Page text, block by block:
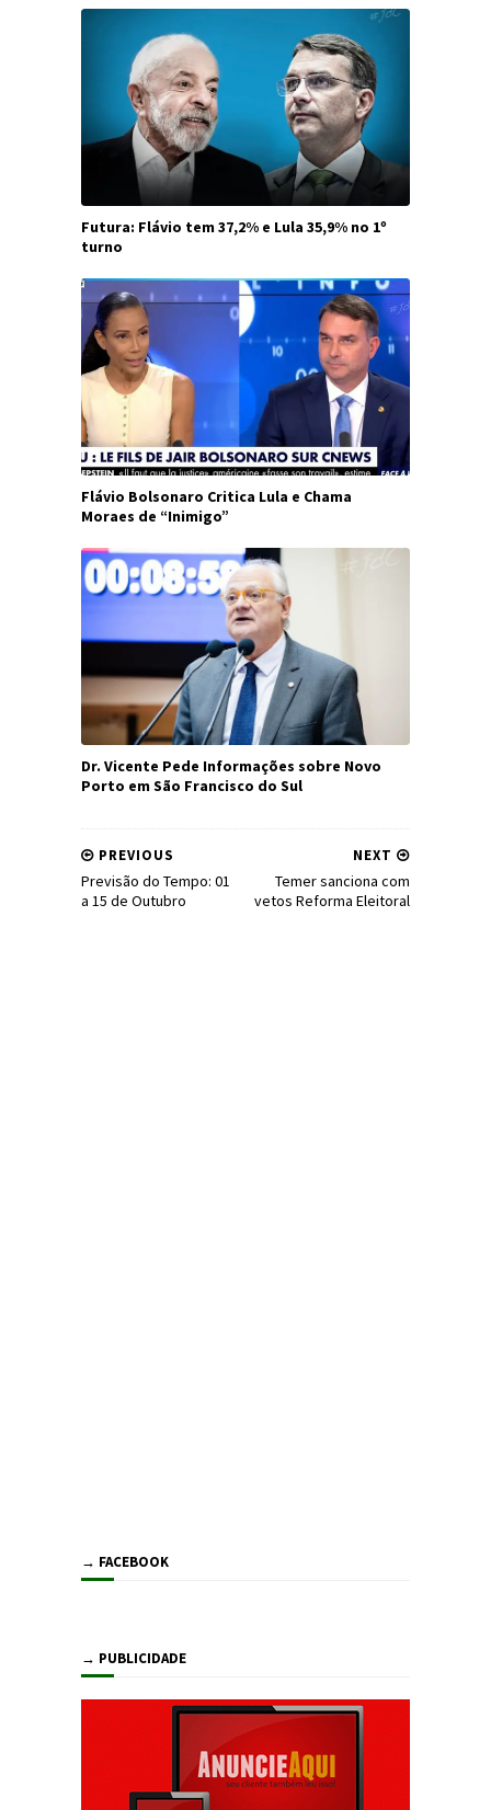
Futura: Flávio tem 37,2% e Lula 35,9% no 1º
turno
Flávio Bolsonaro Critica Lula e Chama
Moraes de “Inimigo”
Dr. Vicente Pede Informações sobre Novo
Porto em São Francisco do Sul
NEXT
Temer sanciona com
vetos Reforma Eleitoral
PREVIOUS
Previsão do Tempo: 01
a 15 de Outubro
→ FACEBOOK
→ PUBLICIDADE